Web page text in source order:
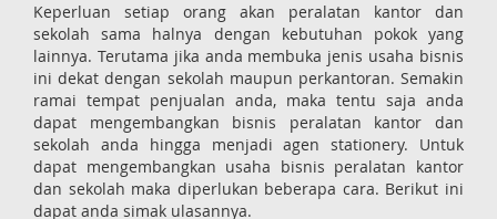
Keperluan setiap orang akan peralatan kantor dan
sekolah sama halnya dengan kebutuhan pokok yang
lainnya. Terutama jika anda membuka jenis usaha bisnis
ini dekat dengan sekolah maupun perkantoran. Semakin
ramai tempat penjualan anda, maka tentu saja anda
dapat mengembangkan bisnis peralatan kantor dan
sekolah anda hingga menjadi agen stationery. Untuk
dapat mengembangkan usaha bisnis peralatan kantor
dan sekolah maka diperlukan beberapa cara. Berikut ini
dapat anda simak ulasannya.